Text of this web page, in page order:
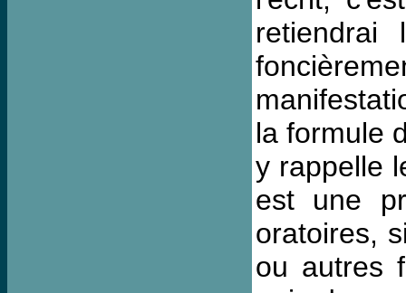
retiendrai
la formule
y rappelle
est une
oratoires,
ou autres